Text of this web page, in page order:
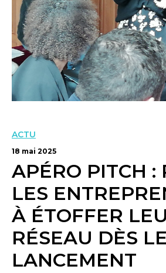
ACTU
18 mai 2025
APÉRO PITCH :
LES
À ÉTOFFER
RÉSEAU DÈS
LANCEMENT